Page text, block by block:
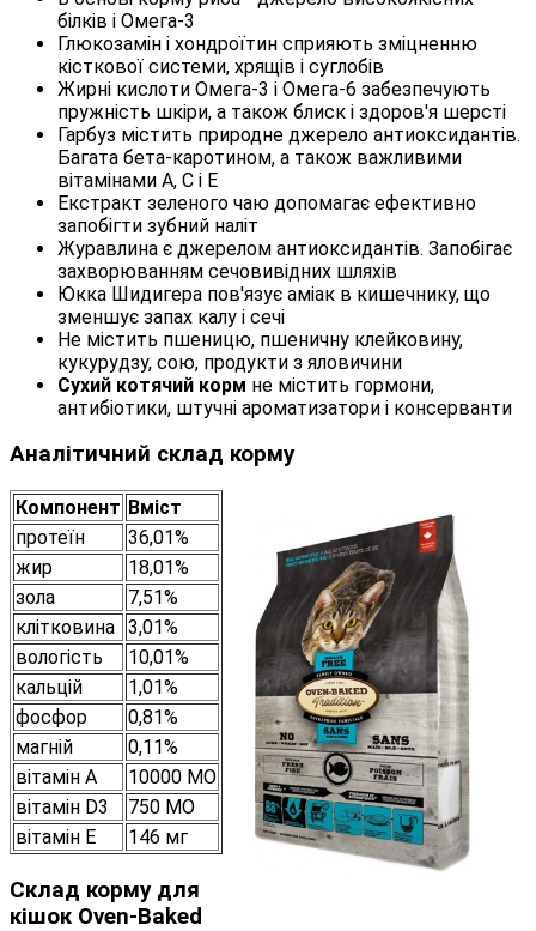
білків і Омега-3
Глюкозамін і хондроїтин сприяють зміцненню
кісткової системи, хрящів і суглобів
Жирні кислоти Омега-3 і Омега-6 забезпечують
пружність шкіри, а також блиск і здоров'я шерсті
Гарбуз містить природне джерело антиоксидантів.
Багата бета-каротином, а також важливими
вітамінами А, С і Е
Екстракт зеленого чаю допомагає ефективно
запобігти зубний наліт
Журавлина є джерелом антиоксидантів. Запобігає
захворюванням сечовивідних шляхів
Юкка Шидигера пов'язує аміак в кишечнику, що
зменшує запах калу і сечі
Не містить пшеницю, пшеничну клейковину,
кукурудзу, сою, продукти з яловичини
Сухий котячий корм не містить гормони,
антибіотики, штучні ароматизатори і консерванти
Аналітичний склад корму
Компонент Вміст
протеїн
36,01%
жир
18,01%
зола
7,51%
клітковина 3,01%
вологість
10,01%
кальцій
1,01%
фосфор
0,81%
магній
0,11%
вітамін А
10000 МО
вітамін D3
750 МО
вітамін E
146 мг
Склад корму для
кішок Oven-Baked